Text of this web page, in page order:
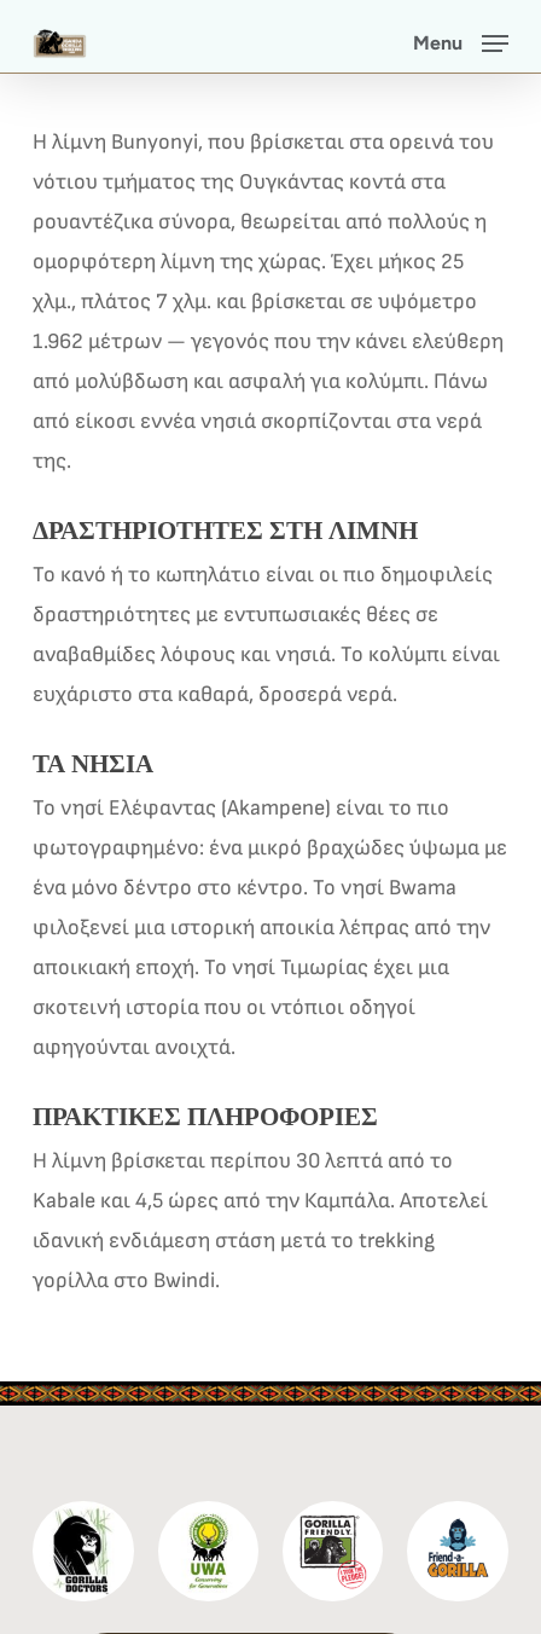
content
Menu
Η λίμνη Bunyonyi, που βρίσκεται στα ορεινά του
νότιου τμήματος της Ουγκάντας κοντά στα
ρουαντέζικα σύνορα, θεωρείται από πολλούς η
ομορφότερη λίμνη της χώρας. Έχει μήκος 25
χλμ., πλάτος 7 χλμ. και βρίσκεται σε υψόμετρο
1.962 μέτρων — γεγονός που την κάνει ελεύθερη
από μολύβδωση και ασφαλή για κολύμπι. Πάνω
από είκοσι εννέα νησιά σκορπίζονται στα νερά
της.
ΔΡΑΣΤΗΡΙΌΤΗΤΕΣ ΣΤΗ ΛΊΜΝΗ
Το κανό ή το κωπηλάτιο είναι οι πιο δημοφιλείς
δραστηριότητες με εντυπωσιακές θέες σε
αναβαθμίδες λόφους και νησιά. Το κολύμπι είναι
ευχάριστο στα καθαρά, δροσερά νερά.
ΤΑ ΝΗΣΙΆ
Το νησί Ελέφαντας (Akampene) είναι το πιο
φωτογραφημένο: ένα μικρό βραχώδες ύψωμα με
ένα μόνο δέντρο στο κέντρο. Το νησί Bwama
φιλοξενεί μια ιστορική αποικία λέπρας από την
αποικιακή εποχή. Το νησί Τιμωρίας έχει μια
σκοτεινή ιστορία που οι ντόπιοι οδηγοί
αφηγούνται ανοιχτά.
ΠΡΑΚΤΙΚΈΣ ΠΛΗΡΟΦΟΡΊΕΣ
Η λίμνη βρίσκεται περίπου 30 λεπτά από το
Kabale και 4,5 ώρες από την Καμπάλα. Αποτελεί
ιδανική ενδιάμεση στάση μετά το trekking
γορίλλα στο Bwindi.